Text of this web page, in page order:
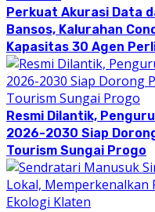
Perkuat Akurasi Data
Bansos, Kalurahan
Kapasitas 30 Agen
Resmi Dilantik,
2026-2030 Siap
Tourism Sungai Progo